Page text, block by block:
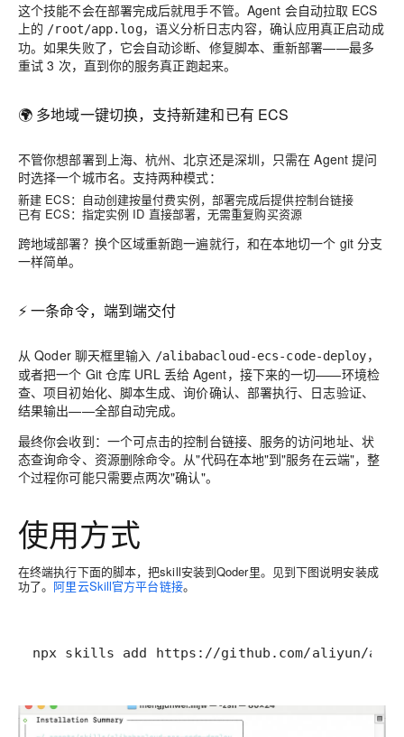
这个技能不会在部署完成后就甩手不管。Agent 会自动拉取 ECS
上的 /root/app.log，语义分析日志内容，确认应用真正启动成
功。如果失败了，它会自动诊断、修复脚本、重新部署——最多
重试 3 次，直到你的服务真正跑起来。
🌍 多地域一键切换，支持新建和已有 ECS
不管你想部署到上海、杭州、北京还是深圳，只需在 Agent 提问
时选择一个城市名。支持两种模式：
新建 ECS：自动创建按量付费实例，部署完成后提供控制台链接
已有 ECS：指定实例 ID 直接部署，无需重复购买资源
跨地域部署？换个区域重新跑一遍就行， 和在本地切一个 git 分支
一样简单。
⚡一条命令，端到端交付
从 Qoder 聊天框里输入 /alibabacloud-ecs-code-deploy，
或者把一个 Git 仓库 URL 丢给 Agent，接下来的一切——环境检
查、项目初始化、脚本生成、询价确认、部署执行、日志验证、
结果输出——全部自动完成。
最终你会收到：一个可点击的控制台链接、服务的访问地址、状
态查询命令、资源删除命令。从"代码在本地"到"服务在云端"，整
个过程你可能只需要点两次"确认"。
使用方式
在终端执行下面的脚本，把skill安装到Qoder里。见到下图说明安装成
功了。 阿里云Skill官方平台链接。
npx skills add https://github.com/aliyun/